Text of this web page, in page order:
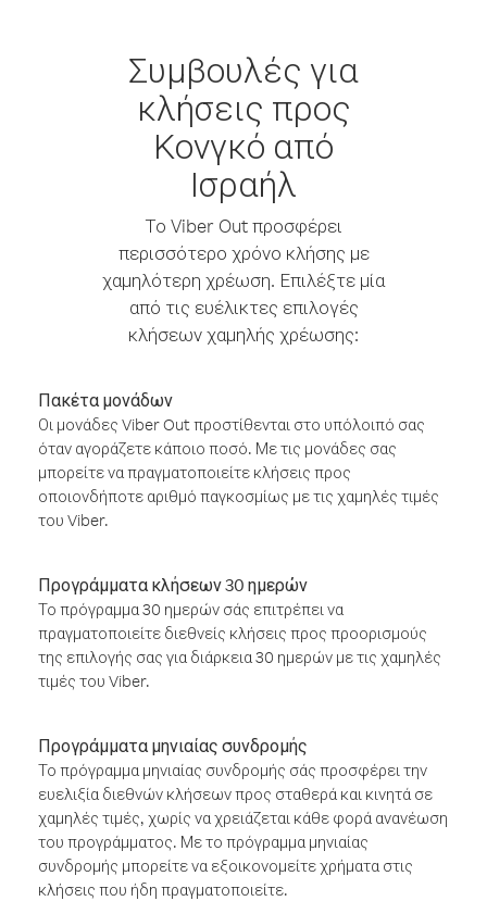
Συμβουλές για
κλήσεις προς
Κονγκό από
Ισραήλ
Το Viber Out προσφέρει
περισσότερο χρόνο κλήσης με
χαμηλότερη χρέωση. Επιλέξτε μία
από τις ευέλικτες επιλογές
κλήσεων χαμηλής χρέωσης:
Πακέτα μονάδων
Οι μονάδες Viber Out προστίθενται στο υπόλοιπό σας
όταν αγοράζετε κάποιο ποσό. Με τις μονάδες σας
μπορείτε να πραγματοποιείτε κλήσεις προς
οποιονδήποτε αριθμό παγκοσμίως με τις χαμηλές τιμές
του Viber.
Προγράμματα κλήσεων 30 ημερών
Το πρόγραμμα 30 ημερών σάς επιτρέπει να
πραγματοποιείτε διεθνείς κλήσεις προς προορισμούς
της επιλογής σας για διάρκεια 30 ημερών με τις χαμηλές
τιμές του Viber.
Προγράμματα μηνιαίας συνδρομής
Το πρόγραμμα μηνιαίας συνδρομής σάς προσφέρει την
ευελιξία διεθνών κλήσεων προς σταθερά και κινητά σε
χαμηλές τιμές, χωρίς να χρειάζεται κάθε φορά ανανέωση
του προγράμματος. Με το πρόγραμμα μηνιαίας
συνδρομής μπορείτε να εξοικονομείτε χρήματα στις
κλήσεις που ήδη πραγματοποιείτε.